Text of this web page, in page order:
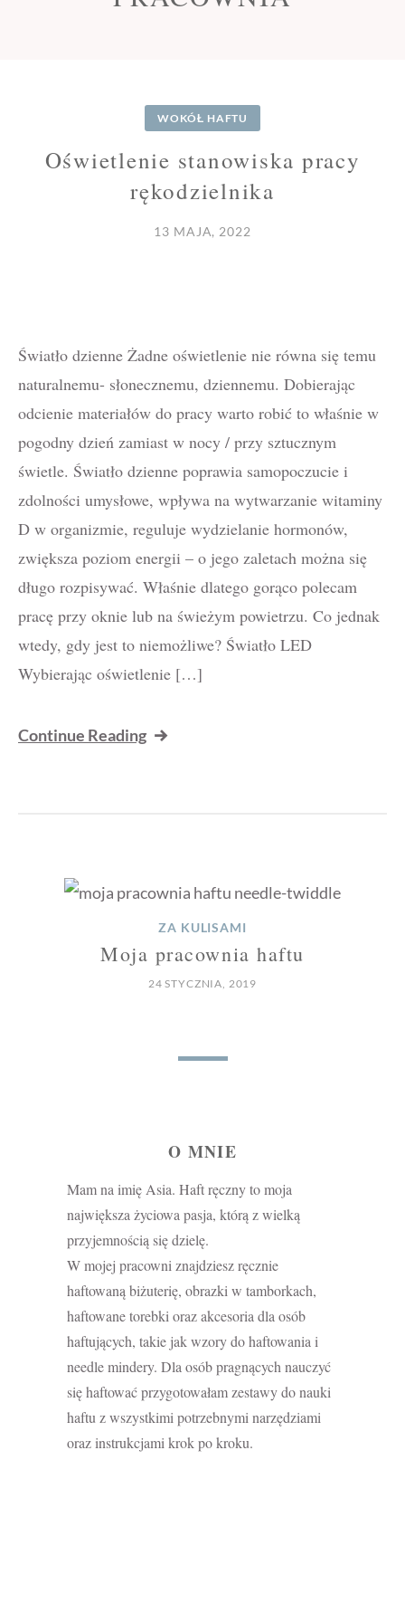
WOKÓŁ HAFTU
Oświetlenie stanowiska pracy
rękodzielnika
13 MAJA, 2022
Światło dzienne Żadne oświetlenie nie równa się temu
naturalnemu- słonecznemu, dziennemu. Dobierając
odcienie materiałów do pracy warto robić to właśnie w
pogodny dzień zamiast w nocy / przy sztucznym
świetle. Światło dzienne poprawia samopoczucie i
zdolności umysłowe, wpływa na wytwarzanie witaminy
D w organizmie, reguluje wydzielanie hormonów,
zwiększa poziom energii – o jego zaletach można się
długo rozpisywać. Właśnie dlatego gorąco polecam
pracę przy oknie lub na świeżym powietrzu. Co jednak
wtedy, gdy jest to niemożliwe? Światło LED
Wybierając oświetlenie […]
Continue Reading
ZA KULISAMI
Moja pracownia haftu
24 STYCZNIA, 2019
O MNIE
Mam na imię Asia. Haft ręczny to moja
największa życiowa pasja, którą z wielką
przyjemnością się dzielę.
W mojej pracowni znajdziesz ręcznie
haftowaną biżuterię, obrazki w tamborkach,
haftowane torebki oraz akcesoria dla osób
haftujących, takie jak wzory do haftowania i
needle mindery. Dla osób pragnących nauczyć
się haftować przygotowałam zestawy do nauki
haftu z wszystkimi potrzebnymi narzędziami
oraz instrukcjami krok po kroku.